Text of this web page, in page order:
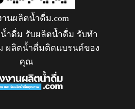
านผลิตน้ำดื่ม.com
ำดื่ม รับผลิตน้ำดื่ม รับทำ
ผลิตน้ำดื่มติดแบรนด์ของ
คุณ